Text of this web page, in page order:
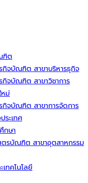
ฑิต
กิจบัณฑิต สาขาบริหารธุกิจ
กิจบัณฑิต สาขาวิชาการ
หม่
กิจบัณฑิต สาขาการจัดการ
ระเทศ
กษา
รบัณฑิต สาขาอุตสาหกรรม
ทคโนโลยี